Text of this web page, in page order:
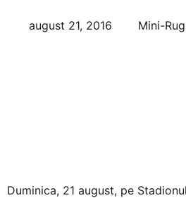
august 21, 2016 Mini-
Duminica, 21 august, pe